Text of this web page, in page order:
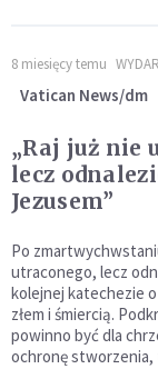
8 miesięcy temu
Vatican News/dm
„Raj już nie
lecz
Jezusem”
Po
utraconego, lecz
kolejnej katechezie
złem i śmiercią.
powinno być dla
ochronę stworzenia,